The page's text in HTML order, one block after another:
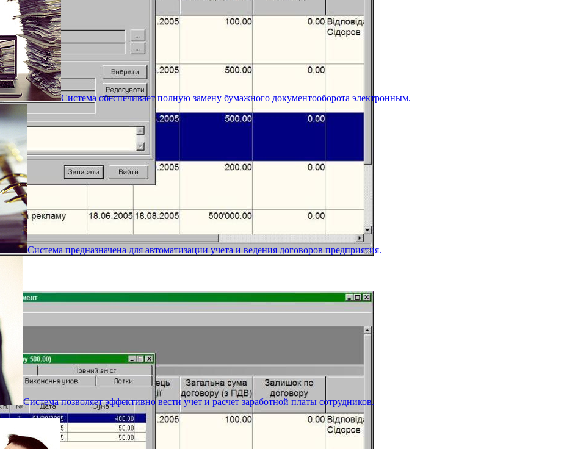
Система обеспечивает полную замену бумажного документооборота электронным.
Система предназначена для автоматизации учета и ведения договоров предприятия.
Система позволяет эффективно вести учет и расчет заработной платы сотрудников.